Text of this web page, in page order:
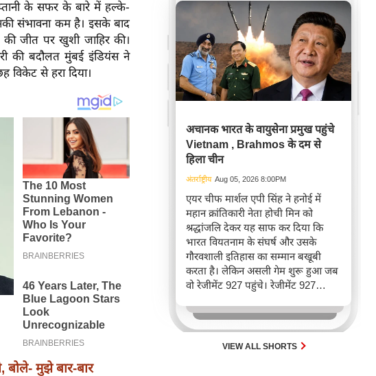
के सफर के बारे में हल्के-
संभावना कम है। इसके बाद
की जीत पर खुशी जाहिर की।
की बदौलत मुंबई इंडियंस ने
से हरा दिया।
मुझे बार-बार
अचानक भारत के वायुसेना प्रमुख पहुंचे
Vietnam , Brahmos के दम से
हिला चीन
अंतर्राष्ट्रीय Aug 05, 2026 8:00PM
एयर चीफ मार्शल एपी सिंह ने हनोई में
महान क्रांतिकारी नेता होची मिन को
श्रद्धांजलि देकर यह साफ कर दिया कि
भारत वियतनाम के संघर्ष और उसके
गौरवशाली इतिहास का सम्मान बखूबी
करता है। लेकिन असली गेम शुरू हुआ जब
वो रेजीमेंट 927 पहुंचे। रेजीमेंट 927
एयर चीफ ने सीधे वियतनामी फाइटर
पायलट से बातचीत की। वियतनाम भी सुई
30 एम के भी उड़ाता है और भारत के पास
VIEW ALL SHORTS